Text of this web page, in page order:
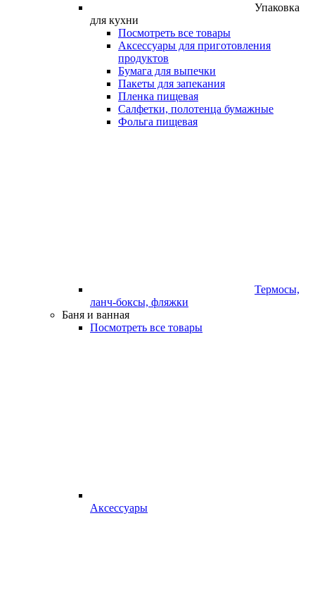
Упаковка
для кухни
Посмотреть все товары
Аксессуары для приготовления
продуктов
Бумага для выпечки
Пакеты для запекания
Пленка пищевая
Салфетки, полотенца бумажные
Фольга пищевая
Термосы,
ланч-боксы, фляжки
Баня и ванная
Посмотреть все товары
Аксессуары